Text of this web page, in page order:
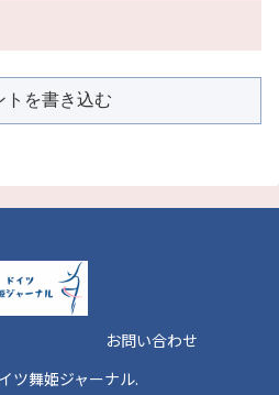
トを書き込む
お問い合わせ
ツ舞姫ジャーナル.